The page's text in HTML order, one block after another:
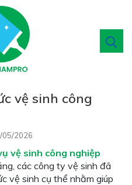
vệ sinh công
05/2026
vệ sinh công nghiệp
các công ty vệ sinh đã
vệ sinh cụ thể nhằm giúp